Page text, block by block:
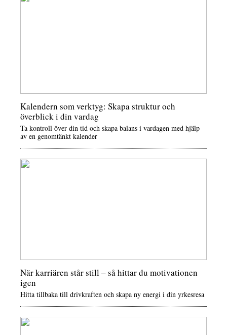
Kalendern som verktyg: Skapa struktur och
överblick i din vardag
Ta kontroll över din tid och skapa balans i vardagen med hjälp
av en genomtänkt kalender
När karriären står still – så hittar du motivationen
igen
Hitta tillbaka till drivkraften och skapa ny energi i din yrkesresa